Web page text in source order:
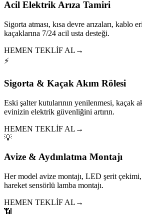
Acil Elektrik Arıza Tamiri
Sigorta atması, kısa devre arızaları, kablo
kaçaklarına 7/24 acil usta desteği.
HEMEN TEKLİF AL →
⚡
Sigorta & Kaçak Akım Rölesi
Eski şalter kutularının yenilenmesi, kaçak
evinizin elektrik güvenliğini artırın.
HEMEN TEKLİF AL →
💡
Avize & Aydınlatma Montajı
Her model avize montajı, LED şerit
hareket sensörlü lamba montajı.
HEMEN TEKLİF AL →
📶